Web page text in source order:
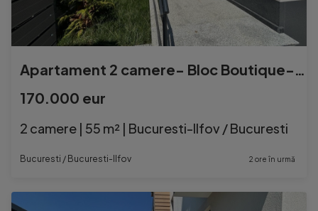
Apartament 2 camere- Bloc Boutique- DOMENII-1 MAI
170.000 eur
2 camere | 55 m² | Bucuresti-Ilfov / Bucuresti
Bucuresti / Bucuresti-Ilfov 2 ore în urmă